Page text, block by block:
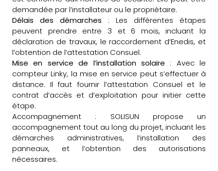
demandée par l’installateur ou le propriétaire.
Délais des démarches : Les différentes étapes
peuvent prendre entre 3 et 6 mois, incluant la
déclaration de travaux, le raccordement d’Enedis, et
l’obtention de l’attestation Consuel.
Mise en service de l’installation solaire : Avec le
compteur Linky, la mise en service peut s’effectuer à
distance. Il faut fournir l’attestation Consuel et le
contrat d’accès et d’exploitation pour initier cette
étape.
Accompagnement : SOLISUN propose un
accompagnement tout au long du projet, incluant les
démarches administratives, l’installation des
panneaux, et l’obtention des autorisations
nécessaires.